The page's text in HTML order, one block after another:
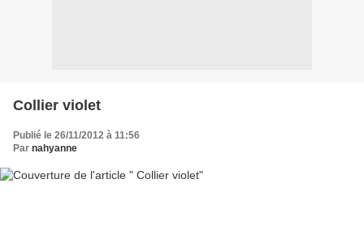
Collier violet
Publié le 26/11/2012 à 11:56
Par nahyanne